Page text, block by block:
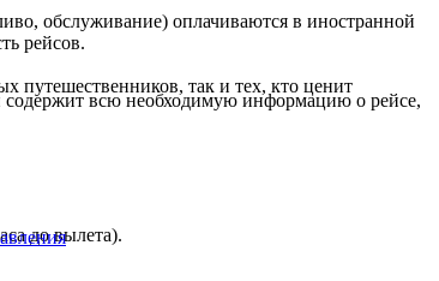
обслуживание) оплачиваются в иностранной
рейсов.
путешественников, так и тех, кто ценит
до вылета).
содержит всю необходимую информацию о рейсе,